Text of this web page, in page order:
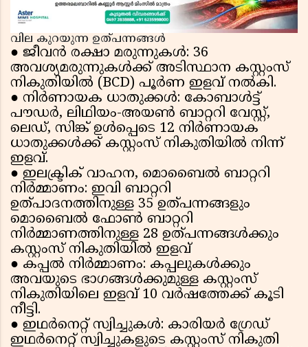
വില കുറയുന്ന ഉത്പന്നങ്ങൾ
● ജീവൻ രക്ഷാ മരുന്നുകൾ: 36
അവശ്യമരുന്നുകൾക്ക് അടിസ്ഥാന കസ്റ്റംസ്
നികുതിയിൽ (BCD) പൂർണ ഇളവ് നൽകി.
● നിർണായക ധാതുക്കൾ: കോബാൾട്ട്
പൗഡർ, ലിഥിയം-അയൺ ബാറ്ററി വേസ്റ്റ്,
ലെഡ്, സിങ്ക് ഉൾപ്പെടെ 12 നിർണായക
ധാതുക്കൾക്ക് കസ്റ്റംസ് നികുതിയിൽ നിന്ന്
ഇളവ്.
● ഇലക്ട്രിക് വാഹന, മൊബൈൽ ബാറ്ററി
നിർമ്മാണം: ഇവി ബാറ്ററി
ഉത്പാദനത്തിനുള്ള 35 ഉത്പന്നങ്ങളും
മൊബൈൽ ഫോൺ ബാറ്ററി
നിർമ്മാണത്തിനുള്ള 28 ഉത്പന്നങ്ങൾക്കും
കസ്റ്റംസ് നികുതിയിൽ ഇളവ്
● കപ്പൽ നിർമ്മാണം: കപ്പലുകൾക്കും
അവയുടെ ഭാഗങ്ങൾക്കുമുള്ള കസ്റ്റംസ്
നികുതിയിലെ ഇളവ് 10 വർഷത്തേക്ക് കൂടി
നീട്ടി.
● ഇഥർനെറ്റ് സ്വിച്ചുകൾ: കാരിയർ ഗ്രേഡ്
ഇഥർനെറ്റ് സ്വിച്ചുകളുടെ കസ്റ്റംസ് നികുതി